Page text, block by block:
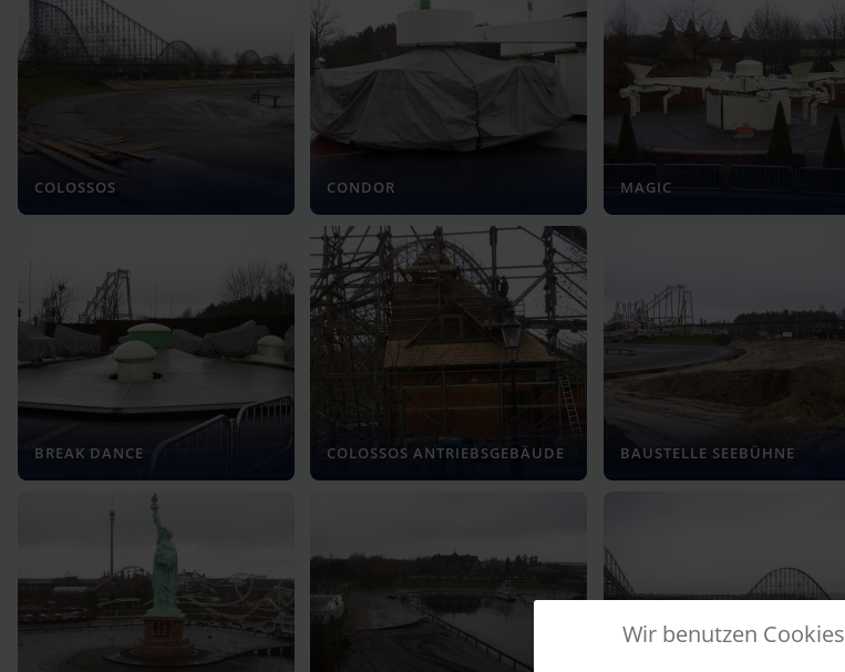
COLOSSOS CONDOR MAGIC
BREAK DANCE COLOSSOS ANTRIEBSGEBÄUDE BAUSTELLE SEEBÜHNE
Wir benutzen Cookies